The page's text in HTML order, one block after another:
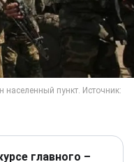
главного –